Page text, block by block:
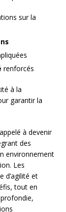
sur la
renforcés
à la
garantir la
à devenir
des
environnement
Les
d’agilité et
tout en